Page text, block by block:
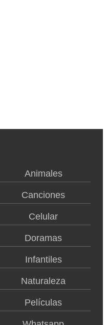
Animales
Canciones
Celular
Doramas
Infantiles
Naturaleza
Películas